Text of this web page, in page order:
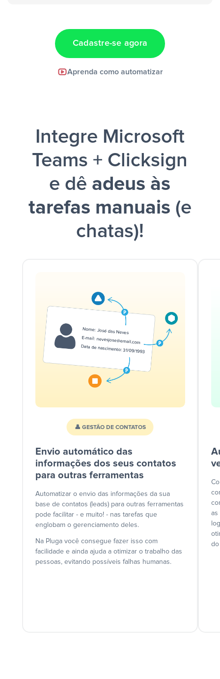
Cadastre-se agora
Aprenda como automatizar
Integre Microsoft
Teams + Clicksign
e dê adeus às
tarefas manuais (e
chatas)!
👤 GESTÃO DE CONTATOS
Envio automático das
informações dos seus contatos
para outras ferramentas
Automatizar o envio das informações da sua
base de contatos (leads) para outras ferramentas
pode facilitar - e muito! - nas tarefas que
englobam o gerenciamento deles.
Na Pluga você consegue fazer isso com
facilidade e ainda ajuda a otimizar o trabalho das
pessoas, evitando possíveis falhas humanas.
as
do